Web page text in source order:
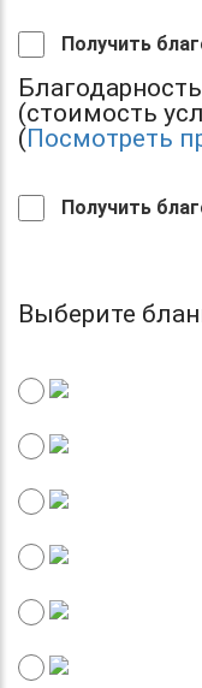
Получить
(стоимость
(Посмотреть
Получить
Выберите